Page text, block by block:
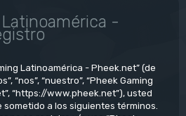
-
Latinoamérica - Pheek.net” (de
“nos”, “nuestro”, “Pheek Gaming
“https://www.pheek.net”), usted
a los siguientes términos.